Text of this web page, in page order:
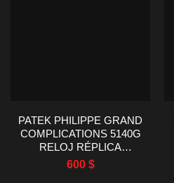
PATEK PHILIPPE GRAND
COMPLICATIONS 5140G
RELOJ RÉPLICA
ESFERA BLANCA 39MM
600 $